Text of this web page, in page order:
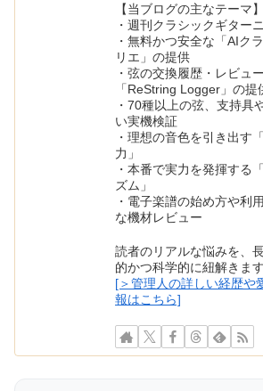
【当ブログの主なテーマ】
・週刊クラシックギター
・無料かつ安全な「AIク
リエ」の提供
・弦の交換履歴・レビュ
「ReString Logger」の提
・70種以上の弦、支持具
い実機検証
・理想の音色を引き出す
力」
・本番で実力を発揮する
ズム」
・電子楽譜の始め方や利
な機材レビュー
読者のリアルな悩みを、
的かつ科学的に紐解きます
[＞管理人の詳しい経歴や
報はこちら]